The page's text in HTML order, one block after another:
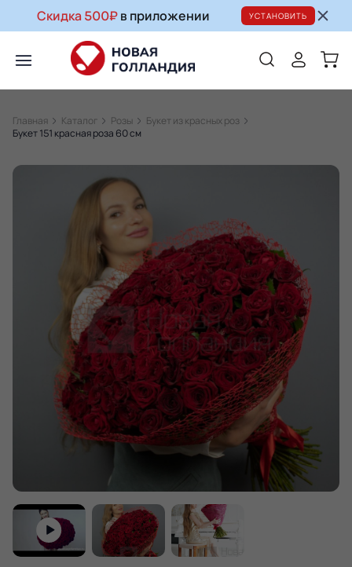
Скидка 500₽в приложении УСТАНОВИТЬ
Главная Каталог Розы
Букет из красных роз
Букет 151 красная роза 60 см